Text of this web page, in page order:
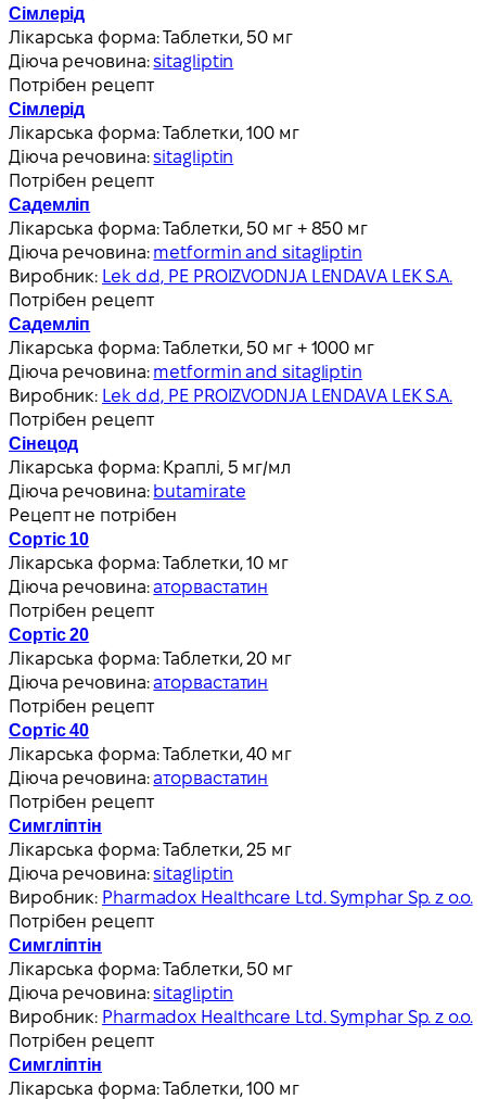
Сімлерід
Лікарська форма:Таблетки, 50 мг
Діюча речовина:sitagliptin
Потрібен рецепт
Сімлерід
Лікарська форма:Таблетки, 100 мг
Діюча речовина:sitagliptin
Потрібен рецепт
Садемліп
Лікарська форма:Таблетки, 50 мг + 850 мг
Діюча речовина: metformin and sitagliptin
Виробник: Lek d.d, PE PROIZVODNJA LENDAVA LEK S.A.
Потрібен рецепт
Садемліп
Лікарська форма:Таблетки, 50 мг + 1000 мг
Діюча речовина: metformin and sitagliptin
Виробник: Lek d.d, PE PROIZVODNJA LENDAVA LEK S.A.
Потрібен рецепт
Сінецод
Лікарська форма: Краплі, 5 мг/мл
Діюча речовина: butamirate
Рецепт не потрібен
Сортіс 10
Лікарська форма:Таблетки, 10 мг
Діюча речовина:аторвастатин
Потрібен рецепт
Сортіс 20
Лікарська форма:Таблетки, 20 мг
Діюча речовина:аторвастатин
Потрібен рецепт
Сортіс 40
Лікарська форма:Таблетки, 40 мг
Діюча речовина:аторвастатин
Потрібен рецепт
Симгліптін
Лікарська форма:Таблетки, 25 мг
Діюча речовина:sitagliptin
Виробник: Pharmadox Healthcare Ltd. Symphar Sp. z o.o.
Потрібен рецепт
Симгліптін
Лікарська форма:Таблетки, 50 мг
Діюча речовина:sitagliptin
Виробник: Pharmadox Healthcare Ltd. Symphar Sp. z o.o.
Потрібен рецепт
Симгліптін
Лікарська форма:Таблетки, 100 мг